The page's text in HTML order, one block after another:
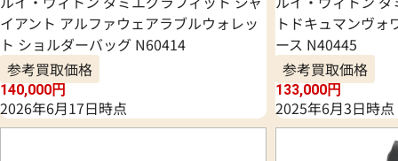
イアント アルファウェアラブルウォレッ
ト ショルダーバッグ N60414
参考買取価格
140,000円
2026年6月17日時点
トドキュマンヴォ
ース N40445
参考買取価格
133,000円
2025年6月3日時点